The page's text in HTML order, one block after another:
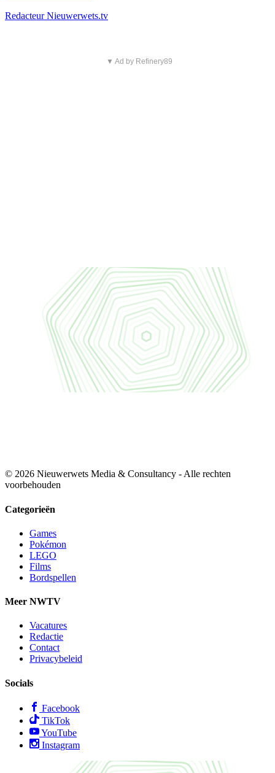
Redacteur Nieuwerwets.tv
▼ Ad by Refinery89
© 2026 Nieuwerwets Media & Consultancy - Alle rechten
voorbehouden
Categorieën
Games
Pokémon
LEGO
Films
Bordspellen
Meer NWTV
Vacatures
Redactie
Contact
Privacybeleid
Socials
Facebook
TikTok
YouTube
Instagram